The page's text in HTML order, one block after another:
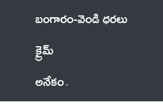
బంగారం-వెండి ధరలు
క్రైమ్
అనేకం